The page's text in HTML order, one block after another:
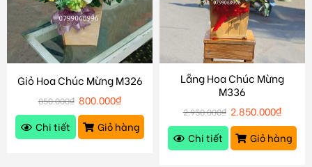
Giỏ Hoa Chúc Mừng M326
850.000₫ 800.000₫
Chi tiết
Giỏ hàng
Lẵng Hoa Chúc Mừng
M336
2.950.000₫ 2.850.000₫
Chi tiết
Giỏ hàng